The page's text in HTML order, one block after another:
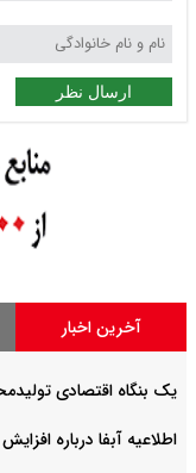
ارسال نظر
آخرین اخبار
یک بنگاه اقتصادی
اطلاعیه آبفا درباره